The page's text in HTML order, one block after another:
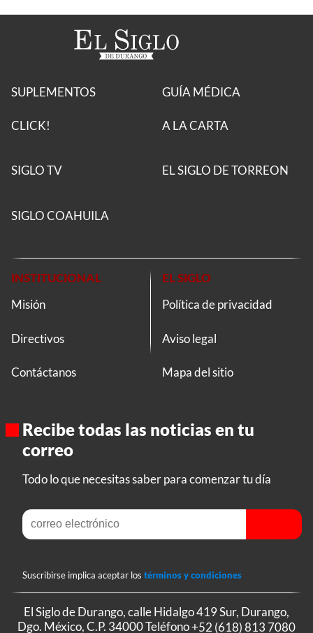
SUPLEMENTOS
CLICK!
GUÍA MÉDICA
A LA CARTA
SIGLO TV EL SIGLO DE TORREON
SIGLO COAHUILA
INSTITUCIONAL
Misión
Directivos
Contáctanos
EL SIGLO
Política de privacidad
Aviso legal
Mapa del sitio
Recibe todas las noticias en tu
correo
Todo lo que necesitas saber para comenzar tu día
Suscribirse implica aceptar los términos y condiciones
El Siglo de Durango, calle Hidalgo 419 Sur, Durango,
Dgo. México, C.P. 34000 Teléfono+52 (618) 813 7080